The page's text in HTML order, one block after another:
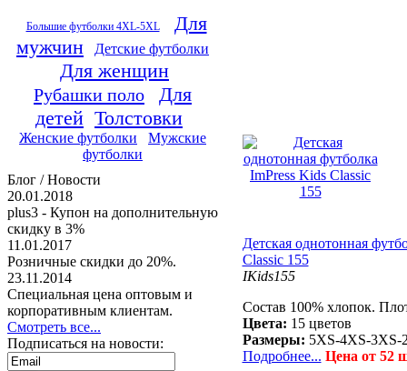
Большие футболки 4XL-5XL
Для
мужчин
Детские футболки
Для женщин
Рубашки поло
Для
детей Толстовки
Женские футболки
Мужские
футболки
Блог / Новости
20.01.2018
plus3 - Купон на дополнительную
скидку в 3%
11.01.2017
Розничные скидки до 20%.
23.11.2014
Специальная цена оптовым и
корпоративным клиентам.
Смотреть все...
Подписаться на новости:
Детская однотонная
Classic 155
IKids155
Состав 100% хлопок.
Цвета: 15 цветов
Размеры: 5XS-4XS-3XS-
Подробнее... Цена от 52